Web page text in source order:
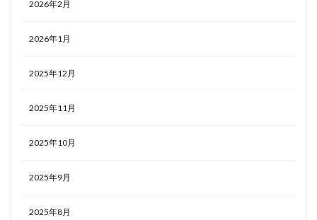
2026年2月
2026年1月
2025年12月
2025年11月
2025年10月
2025年9月
2025年8月